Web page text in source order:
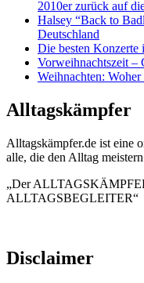
2010er zurück auf
Halsey “Back to
Deutschland
Die besten Konzerte
Vorweihnachtszeit –
Weihnachten:
Alltagskämpfer
Alltagskämpfer.de ist eine
alle, die den Alltag
„Der
ALLTAGSBEGLEITER“
Disclaimer